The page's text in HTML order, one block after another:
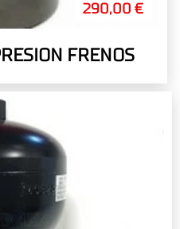
290,00 €
FRENOS